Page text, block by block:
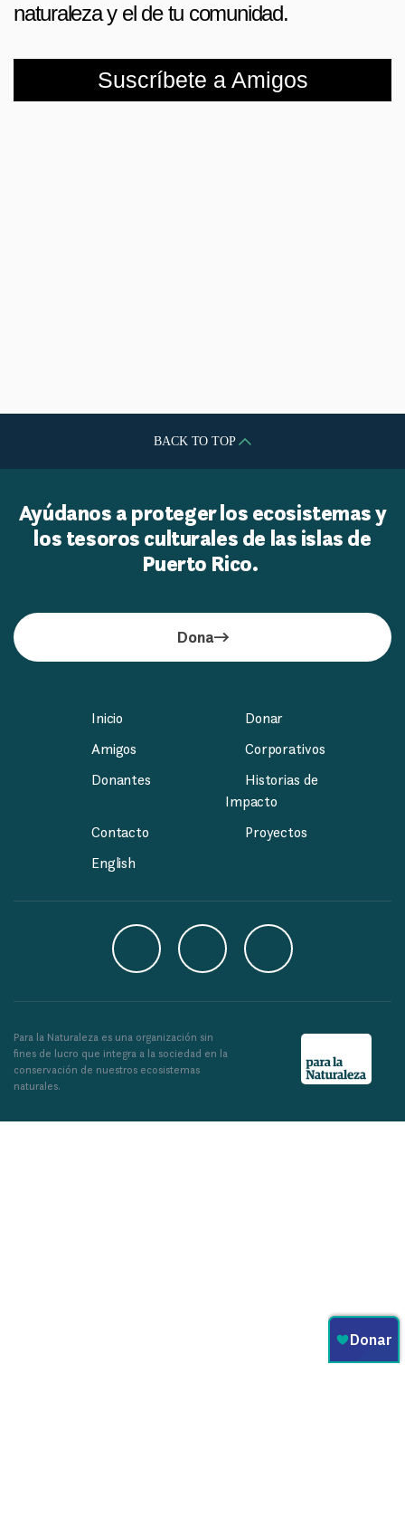
naturaleza y el de tu comunidad.
Suscríbete a Amigos
BACK TO TOP
Ayúdanos a proteger los ecosistemas y
los tesoros culturales de las islas de
Puerto Rico.
Dona
Inicio
Donar
Amigos
Corporativos
Donantes
Historias de
Impacto
Contacto
Proyectos
English
Para la Naturaleza es una organización sin
fines de lucro que integra a la sociedad en la
conservación de nuestros ecosistemas
naturales.